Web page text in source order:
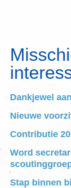
Dankjewel
Nieuwe
Contributie
Word
Stap binnen